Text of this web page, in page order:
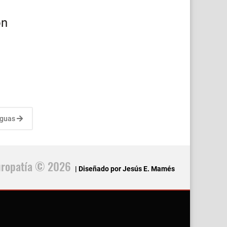
© 2026 | Diseñado por Jesús E. Mamés